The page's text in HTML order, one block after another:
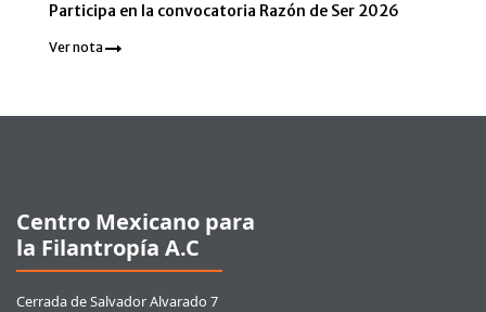
Participa en la convocatoria Razón de Ser 2026
Ver nota
Centro Mexicano para
la Filantropía A.C
Cerrada de Salvador Alvarado 7